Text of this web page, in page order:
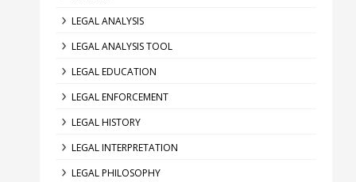
LEGAL ANALYSIS
LEGAL ANALYSIS TOOL
LEGAL EDUCATION
LEGAL ENFORCEMENT
LEGAL HISTORY
LEGAL INTERPRETATION
LEGAL PHILOSOPHY